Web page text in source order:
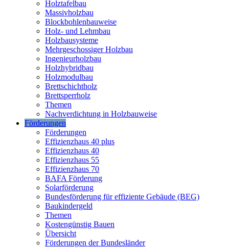
Holztafelbau
Massivholzbau
Blockbohlenbauweise
Holz- und Lehmbau
Holzbausysteme
Mehrgeschossiger Holzbau
Ingenieurholzbau
Holzhybridbau
Holzmodulbau
Brettschichtholz
Brettsperrholz
Themen
Nachverdichtung in Holzbauweise
Förderungen
Förderungen
Effizienzhaus 40 plus
Effizienzhaus 40
Effizienzhaus 55
Effizienzhaus 70
BAFA Förderung
Solarförderung
Bundesförderung für effiziente Gebäude (BEG)
Baukindergeld
Themen
Kostengünstig Bauen
Übersicht
Förderungen der Bundesländer